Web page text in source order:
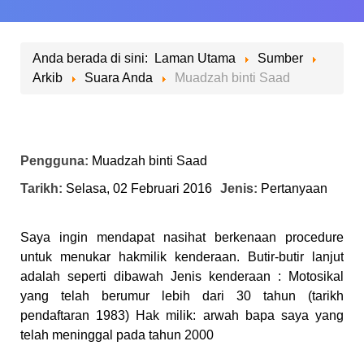
Anda berada di sini: Laman Utama
Sumber
Arkib
Suara Anda Muadzah binti Saad
Pengguna: Muadzah binti Saad
Tarikh: Selasa, 02 Februari 2016 Jenis: Pertanyaan
Saya ingin mendapat nasihat berkenaan procedure
untuk menukar hakmilik kenderaan. Butir-butir lanjut
adalah seperti dibawah Jenis kenderaan : Motosikal
yang telah berumur lebih dari 30 tahun (tarikh
pendaftaran 1983) Hak milik: arwah bapa saya yang
telah meninggal pada tahun 2000